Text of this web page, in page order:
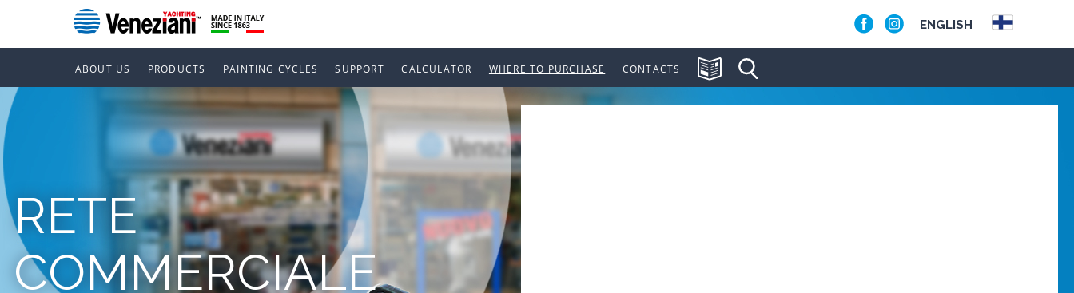
ENGLISH
ABOUT US PRODUCTS PAINTING CYCLES SUPPORT CALCULATOR WHERE TO PURCHASE CONTACTS
RETE
COMMERCIALE